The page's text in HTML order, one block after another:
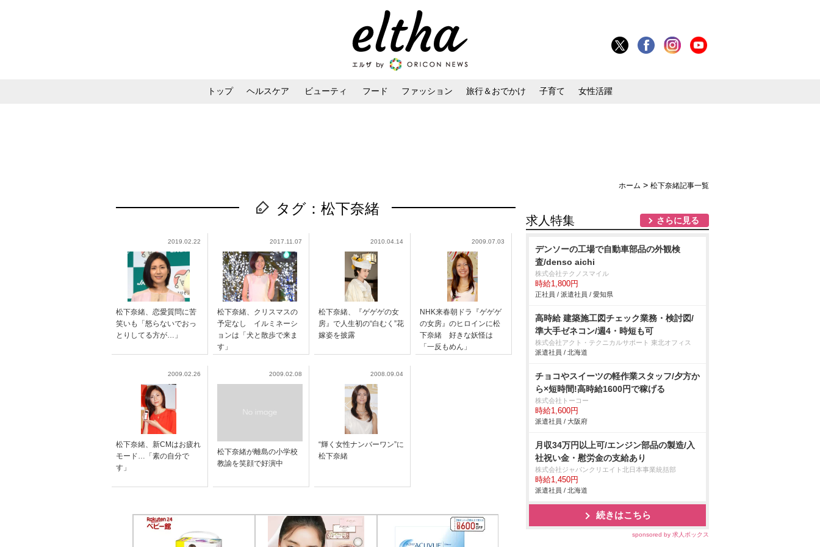
トップ ヘルスケア ビューティ フード ファッション 旅行＆おでかけ 子育て 女性活躍
ホーム > 松下奈緒記事一覧
タグ：松下奈緒
2019.02.22
松下奈緒、恋愛質問に苦
笑いも「怒らないでおっ
とりしてる方が…」
2017.11.07
松下奈緒、クリスマスの
予定なし イルミネーシ
ョンは「犬と散歩で来ま
す」
2010.04.14
松下奈緒、『ゲゲゲの女
房』で人生初の“白むく”花
嫁姿を披露
2009.07.03
NHK来春朝ドラ『ゲゲゲ
の女房』のヒロインに松
下奈緒 好きな妖怪は
「一反もめん」
2009.02.26
松下奈緒、新CMはお疲れ
モード…「素の自分で
す」
2009.02.08
松下奈緒が離島の小学校
教諭を笑顔で好演中
2008.09.04
“輝く女性ナンバーワン”に
松下奈緒
求人特集 さらに見る
デンソーの工場で自動車部品の外観検
査/denso aichi
株式会社テクノスマイル
時給1,800円
正社員 / 派遣社員 / 愛知県
高時給 建築施工図チェック業務・検討図/
準大手ゼネコン/週4・時短も可
株式会社アクト・テクニカルサポート 東北オフィス
派遣社員 / 北海道
チョコやスイーツの軽作業スタッフ/夕方か
ら×短時間!高時給1600円で稼げる
株式会社トーコー
時給1,600円
派遣社員 / 大阪府
月収34万円以上可/エンジン部品の製造/入
社祝い金・慰労金の支給あり
株式会社ジャパンクリエイト北日本事業統括部
時給1,450円
派遣社員 / 北海道
続きはこちら
sponsored by 求人ボックス